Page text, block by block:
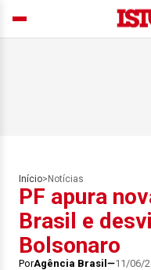
Início> Notícias
PF apura
Brasil e
Bolsonaro
PorAgência Brasil 11/06/